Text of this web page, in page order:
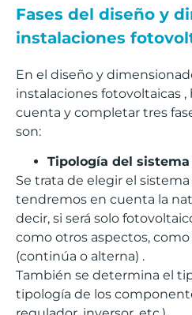
Fases del diseño y
instalaciones
En el diseño y
instalaciones fotovoltaicas ,
cuenta y completar tres
son:
Tipología del
Se trata de elegir el
tendremos en cuenta la
decir, si será solo
como otros aspectos,
(continúa o alterna) .
También se determina el
tipología de los